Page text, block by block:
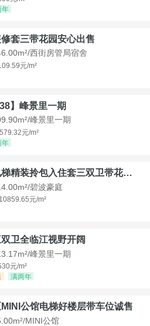
年
套三带花园安心出售
西街房管局宿舍
元/m²
】峰景里一期
峰景里一期
元/m²
年
沱四桥电梯精装拎包入住套三双卫带花园40平米带车位
碧波豪庭
10859.65元/m²
卫全临江视野开阔
峰景里一期
元/m²
满两年
公馆电梯好楼层带车位诚售
MINI公馆